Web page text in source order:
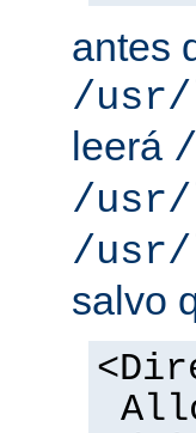
antes
/usr/
leerá
/
/usr/
salvo